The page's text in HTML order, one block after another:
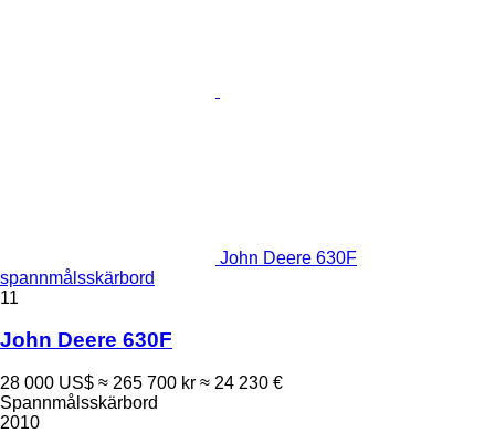
John Deere 630F
spannmålsskärbord
11
John Deere 630F
28 000 US$ ≈ 265 700 kr ≈ 24 230 €
Spannmålsskärbord
2010